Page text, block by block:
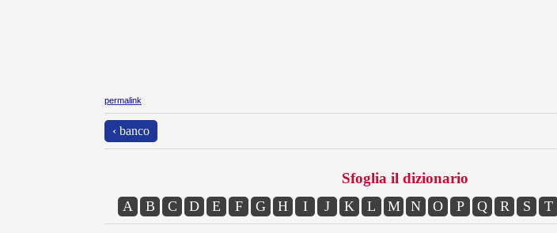
permalink
‹ banco
Sfoglia il dizionario
A B C D E F G H I J K L M N O P Q R S T